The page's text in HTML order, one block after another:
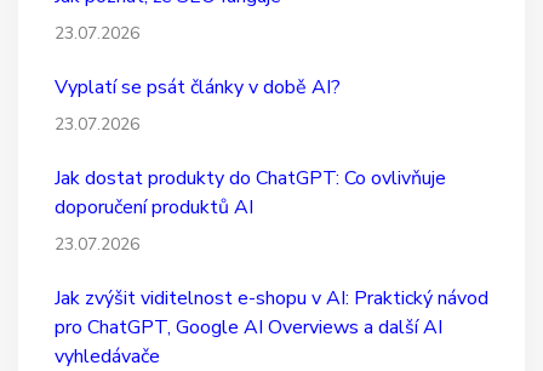
23.07.2026
Vyplatí se psát články v době AI?
23.07.2026
Jak dostat produkty do ChatGPT: Co ovlivňuje
doporučení produktů AI
23.07.2026
Jak zvýšit viditelnost e-shopu v AI: Praktický návod
pro ChatGPT, Google AI Overviews a další AI
vyhledávače